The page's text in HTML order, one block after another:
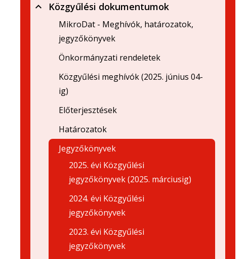
Közgyűlési dokumentumok
MikroDat - Meghívók, határozatok,
jegyzőkönyvek
Önkormányzati rendeletek
Közgyűlési meghívók (2025. június 04-
ig)
Előterjesztések
Határozatok
Jegyzőkönyvek
2025. évi Közgyűlési
jegyzőkönyvek (2025. márciusig)
2024. évi Közgyűlési
jegyzőkönyvek
2023. évi Közgyűlési
jegyzőkönyvek